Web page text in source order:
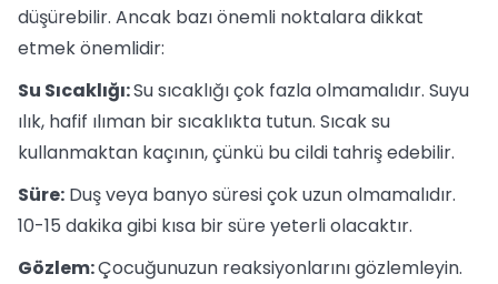
düşürebilir. Ancak bazı önemli noktalara dikkat
etmek önemlidir:
Su Sıcaklığı:Su sıcaklığı çok fazla olmamalıdır. Suyu
ılık, hafif ılıman bir sıcaklıkta tutun. Sıcak su
kullanmaktan kaçının, çünkü bu cildi tahriş edebilir.
Süre: Duş veya banyo süresi çok uzun olmamalıdır.
10-15 dakika gibi kısa bir süre yeterli olacaktır.
Gözlem:Çocuğunuzun reaksiyonlarını gözlemleyin.